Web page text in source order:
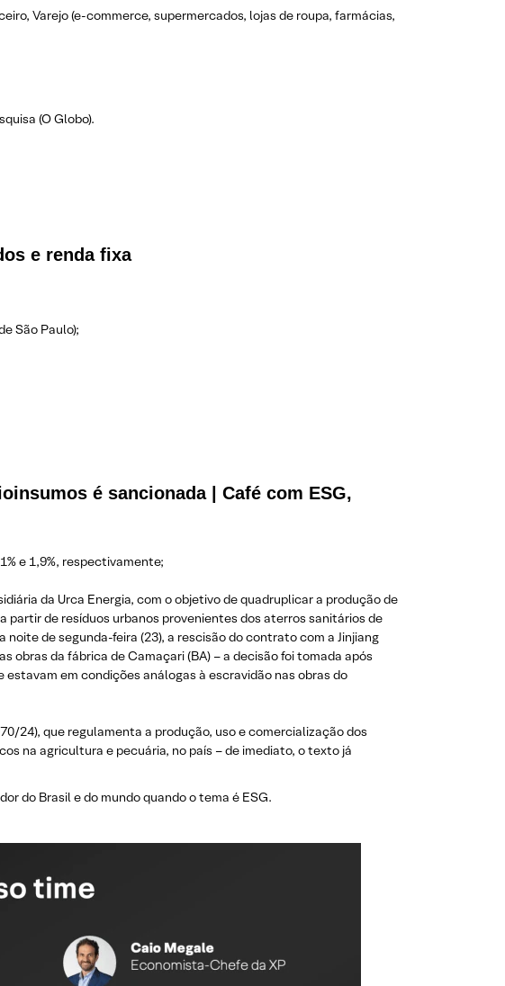
Varejo(e-commerce, supermercados, lojas de roupa, farmácias,
(O Globo).
e renda fixa
São Paulo);
é sancionada | Café com ESG,
e 1,9%, respectivamente;
da Urca Energia, com o objetivo de quadruplicar a produção de
partir de resíduos urbanos provenientes dos aterros sanitários de
noite de segunda-feira (23), a rescisão do contrato com a Jinjiang
da fábrica de Camaçari (BA) – a decisão foi tomada após
em condições análogas à escravidão nas obras do
24), que regulamenta a produção, uso e comercialização dos
na agricultura e pecuária, no país – de imediato, o texto já
do Brasil e do mundo quando o tema é ESG.